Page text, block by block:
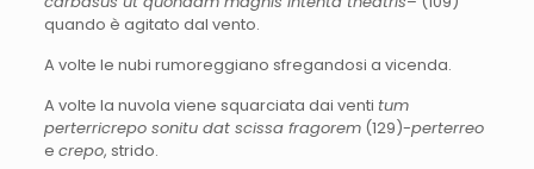
quando è agitato dal vento.
A volte le nubi rumoreggiano sfregandosi a vicenda.
A volte la nuvola viene squarciata dai venti tum
perterricrepo sonitu dat scissa fragorem(129)-perterreo
e crepo, strido.